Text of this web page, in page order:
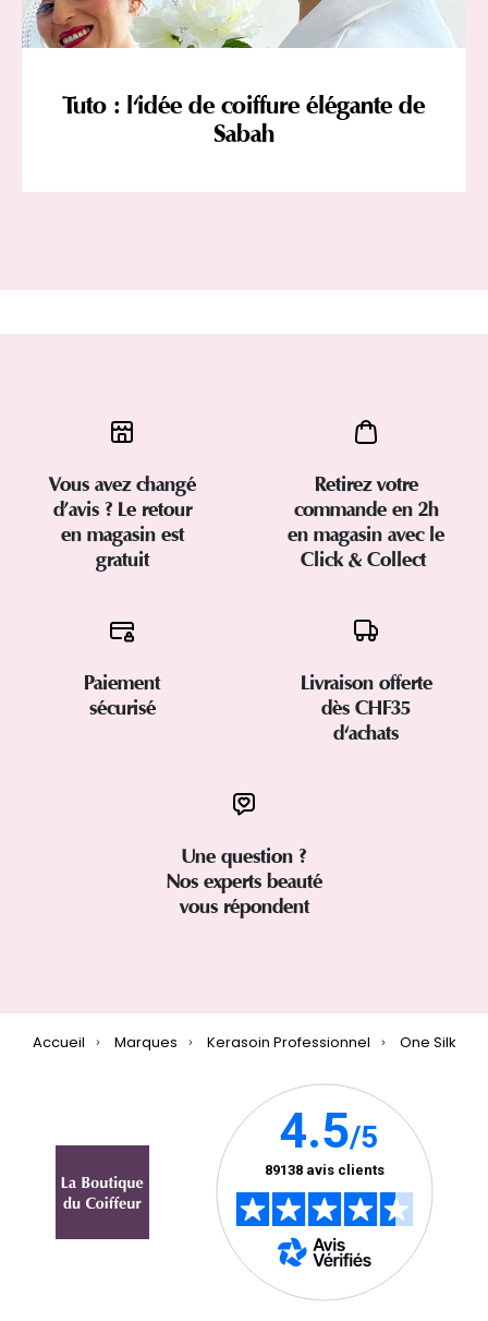
Tuto : l'idée de coiffure élégante de
Sabah
Vous avez changé
d’avis ? Le retour
en magasin est
gratuit
Retirez votre
commande en 2h
en magasin avec le
Click & Collect
Paiement
sécurisé
Livraison offerte
dès CHF35
d'achats
Une question ?
Nos experts beauté
vous répondent
Accueil Marques Kerasoin Professionnel One Silk